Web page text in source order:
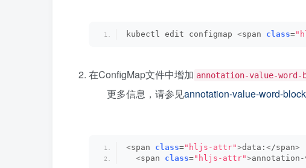
kubectl edit configmap <span class=
在ConfigMap文件中增加 annotation-value-
更多信息，请参见annotation-value-word-
<span class="hljs-attr">data: </span>
<span class="hljs-attr">